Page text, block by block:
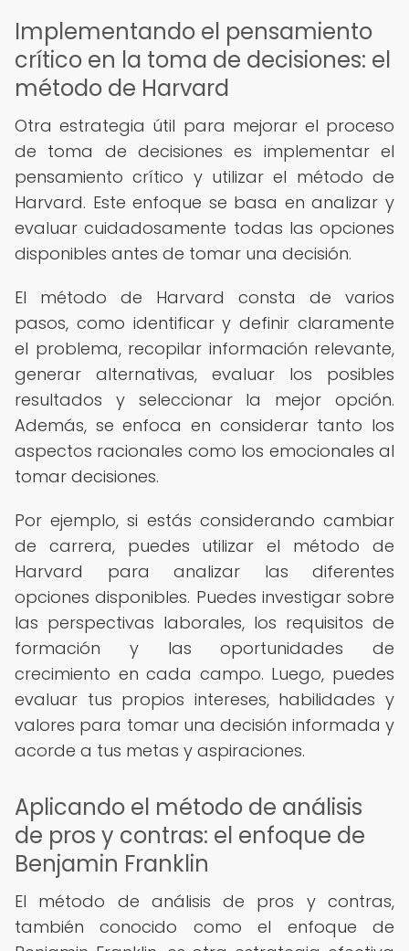
Implementando el pensamiento
crítico en la toma de decisiones: el
método de Harvard
Otra estrategia útil para mejorar el proceso
de toma de decisiones es implementar el
pensamiento crítico y utilizar el método de
Harvard. Este enfoque se basa en analizar y
evaluar cuidadosamente todas las opciones
disponibles antes de tomar una decisión.
El método de Harvard consta de varios
pasos, como identificar y definir claramente
el problema, recopilar información relevante,
generar alternativas, evaluar los posibles
resultados y seleccionar la mejor opción.
Además, se enfoca en considerar tanto los
aspectos racionales como los emocionales al
tomar decisiones.
Por ejemplo, si estás considerando cambiar
de carrera, puedes utilizar el método de
Harvard para analizar las diferentes
opciones disponibles. Puedes investigar sobre
las perspectivas laborales, los requisitos de
formación y las oportunidades de
crecimiento en cada campo. Luego, puedes
evaluar tus propios intereses, habilidades y
valores para tomar una decisión informada y
acorde a tus metas y aspiraciones.
Aplicando el método de análisis
de pros y contras: el enfoque de
Benjamin Franklin
El método de análisis de pros y contras,
también conocido como el enfoque de